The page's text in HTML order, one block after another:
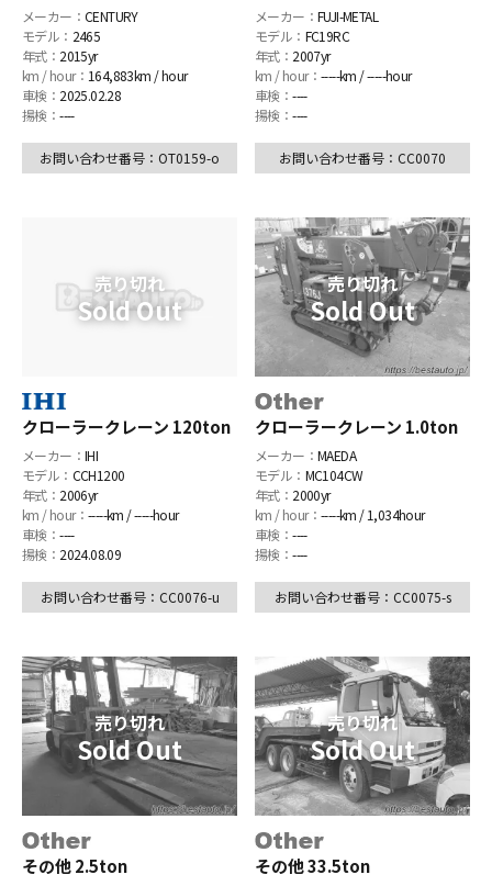
メーカー： CENTURY
モデル： 2465
年式： 2015yr
km / hour： 164,883km / hour
車検： 2025.02.28
揚検：----
お問い合わせ番号：OT0159-o
メーカー： FUJI-METAL
モデル： FC19RC
年式： 2007yr
km / hour： -----km / -----hour
車検：----
揚検：----
お問い合わせ番号：CC0070
クローラークレーン 120ton
メーカー： IHI
モデル： CCH1200
年式： 2006yr
km / hour： -----km / -----hour
車検：----
揚検： 2024.08.09
お問い合わせ番号：CC0076-u
クローラークレーン 1.0ton
メーカー： MAEDA
モデル： MC104CW
年式： 2000yr
km / hour： -----km / 1,034hour
車検：----
揚検：----
お問い合わせ番号：CC0075-s
その他 2.5ton その他 33.5ton